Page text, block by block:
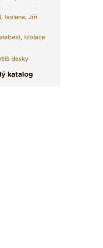
, Isolena, Jiří
, Izolace
desky
katalog